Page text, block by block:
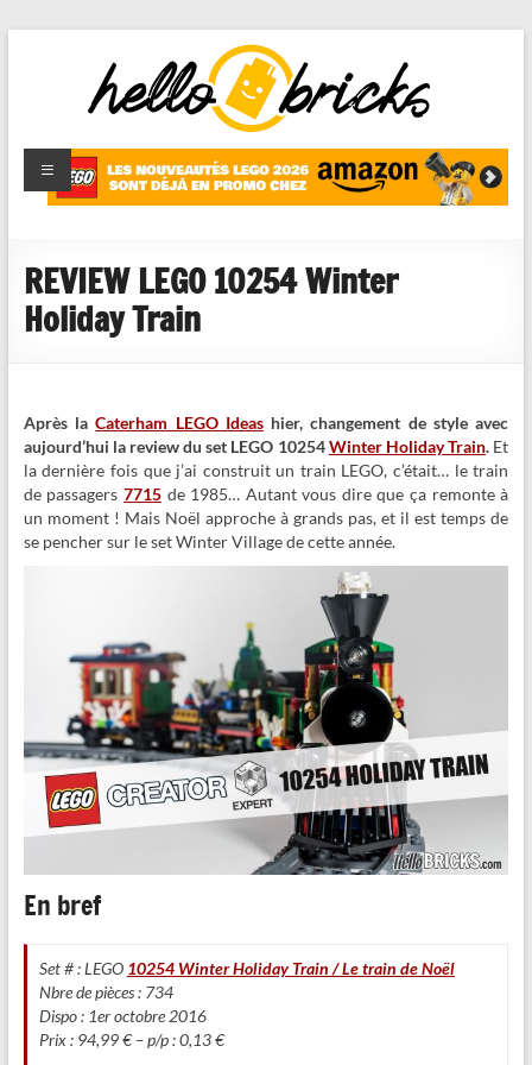
HelloBricks
Blog LEGO,
nouveaut�s
reviews
REVIEW LEGO 10254 Winter
Holiday Train
Après laCaterham LEGO Ideashier, changement de style avec
aujourd’hui la review du set LEGO 10254Winter Holiday Train. Et
la dernière fois que j’ai construit un train LEGO, c’était… le train
de passagers 7715de 1985… Autant vous dire que ça remonte à
un moment ! Mais Noël approche à grands pas, et il est temps de
se pencher sur le set Winter Village de cette année.
En bref
Set # : LEGO 10254 Winter Holiday Train / Le train de Noël
Nbre de pièces : 734
Dispo : 1er octobre 2016
Prix : 94,99 € – p/p : 0,13 €